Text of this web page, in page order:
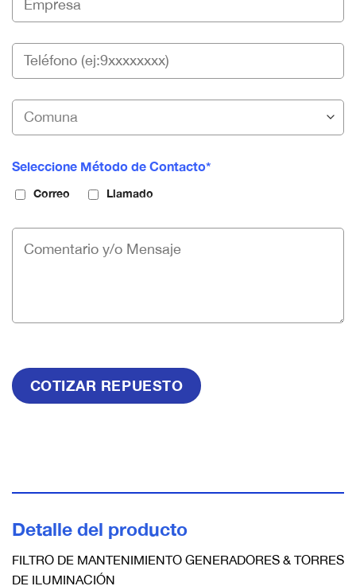
Seleccione Método de Contacto*
Correo Llamado
Detalle del producto
FILTRO DE MANTENIMIENTO GENERADORES & TORRES
DE ILUMINACIÓN